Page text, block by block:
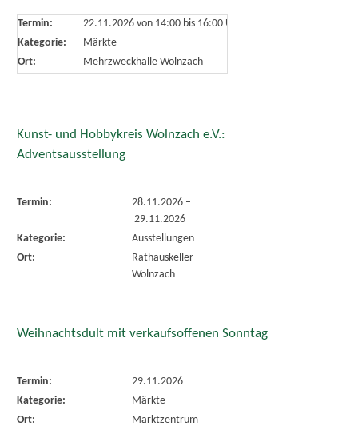
Termin: 22.11.2026 von 14:00bis 16:00 Uhr
Kategorie:
Märkte
Ort:
Mehrzweckhalle Wolnzach
Kunst- und Hobbykreis Wolnzach e.V.:
Adventsausstellung
Termin: 28.11.2026–
29.11.2026
Kategorie:
Ausstellungen
Ort:
Rathauskeller
Wolnzach
Weihnachtsdult mit verkaufsoffenen Sonntag
Termin:
29.11.2026
Kategorie:
Märkte
Ort:
Marktzentrum